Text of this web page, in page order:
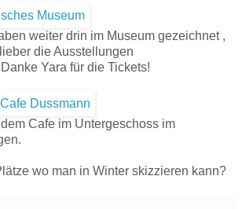
weiter drin im Museum gezeichnet ,
die Ausstellungen
Yara für die Tickets!
Cafe im Untergeschoss im
wo man in Winter skizzieren kann?